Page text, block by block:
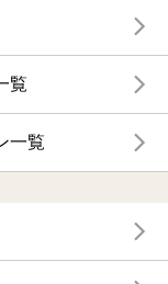
覧
一覧